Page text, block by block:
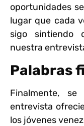
oportunidades
lugar que cada
sigo sintiendo
nuestra
Palabras
Finalmente,
entrevista
los jóvenes